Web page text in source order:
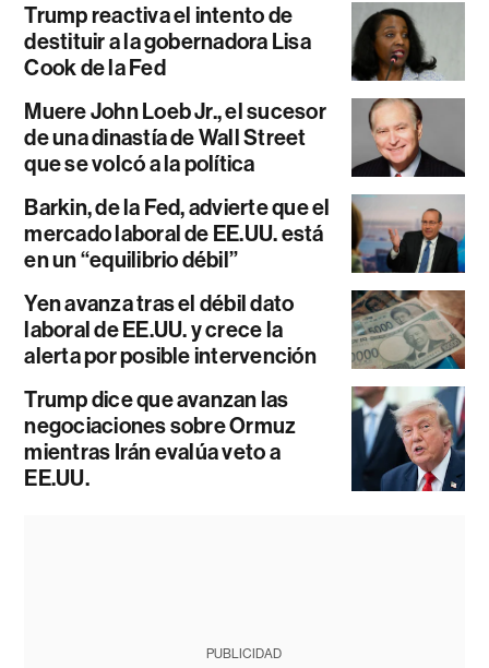
Trump reactiva el intento de
destituir a la gobernadora Lisa
Cook de la Fed
Muere John Loeb Jr., el sucesor
de una dinastía de Wall Street
que se volcó a la política
Barkin, de la Fed, advierte que el
mercado laboral de EE.UU. está
en un “equilibrio débil”
Yen avanza tras el débil dato
laboral de EE.UU. y crece la
alerta por posible intervención
Trump dice que avanzan las
negociaciones sobre Ormuz
mientras Irán evalúa veto a
EE.UU.
PUBLICIDAD